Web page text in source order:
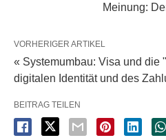
Meinung:
VORHERIGER ARTIKEL
« Systemumbau: Visa und die
digitalen Identität und des
BEITRAG TEILEN